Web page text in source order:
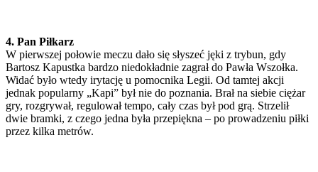
4. Pan Piłkarz
W pierwszej połowie meczu dało się słyszeć jęki z trybun, gdy
Bartosz Kapustka bardzo niedokładnie zagrał do Pawła Wszołka.
Widać było wtedy irytację u pomocnika Legii. Od tamtej akcji
jednak popularny „Kapi” był nie do poznania. Brał na siebie ciężar
gry, rozgrywał, regulował tempo, cały czas był pod grą. Strzelił
dwie bramki, z czego jedna była przepiękna – po prowadzeniu piłki
przez kilka metrów.